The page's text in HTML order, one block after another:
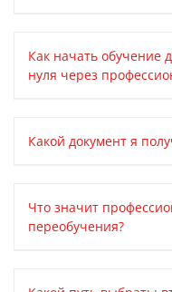
Как начать обучение
нуля через
Какой документ я
Что значит
переобучения?